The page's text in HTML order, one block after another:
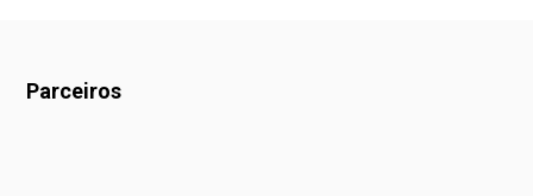
Parceiros